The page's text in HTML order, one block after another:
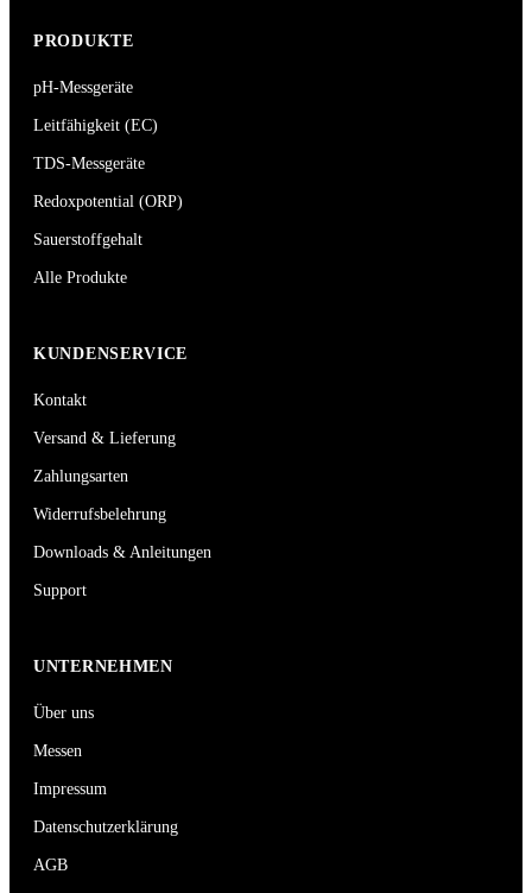
PRODUKTE
pH-Messgeräte
Leitfähigkeit (EC)
TDS-Messgeräte
Redoxpotential (ORP)
Sauerstoffgehalt
Alle Produkte
KUNDENSERVICE
Kontakt
Versand & Lieferung
Zahlungsarten
Widerrufsbelehrung
Downloads & Anleitungen
Support
UNTERNEHMEN
Über uns
Messen
Impressum
Datenschutzerklärung
AGB